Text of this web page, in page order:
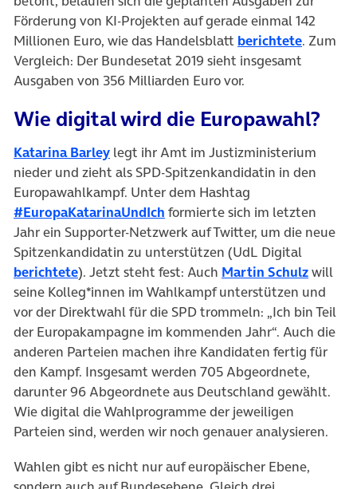
Förderung von KI-Projekten auf gerade einmal 142
Millionen Euro, wie das Handelsblatt berichtete(öffnet
. Zum
Vergleich: Der Bundesetat 2019 sieht insgesamt
Ausgaben von 356 Milliarden Euro vor.
Wie digital wird die Europawahl?
Katarina Barley(öffnet in neuem Tab)
legt ihr Amt im Justizministerium
nieder und zieht als SPD-Spitzenkandidatin in den
Europawahlkampf. Unter dem Hashtag
#EuropaKatarinaUndIch (öffnet in neuem Tab)
formierte sich im letzten
Jahr ein Supporter-Netzwerk auf Twitter, um die neue
Spitzenkandidatin zu unterstützen (UdL Digital
berichtete(öffnet in neuem Tab)
). Jetzt steht fest: Auch Martin Schulz(öffnet
will
seine Kolleg*innen im Wahlkampf unterstützen und
vor der Direktwahl für die SPD trommeln: „Ich bin Teil
der Europakampagne im kommenden Jahr“. Auch die
anderen Parteien machen ihre Kandidaten fertig für
den Kampf. Insgesamt werden 705 Abgeordnete,
darunter 96 Abgeordnete aus Deutschland gewählt.
Wie digital die Wahlprogramme der jeweiligen
Parteien sind, werden wir noch genauer analysieren.
Wahlen gibt es nicht nur auf europäischer Ebene,